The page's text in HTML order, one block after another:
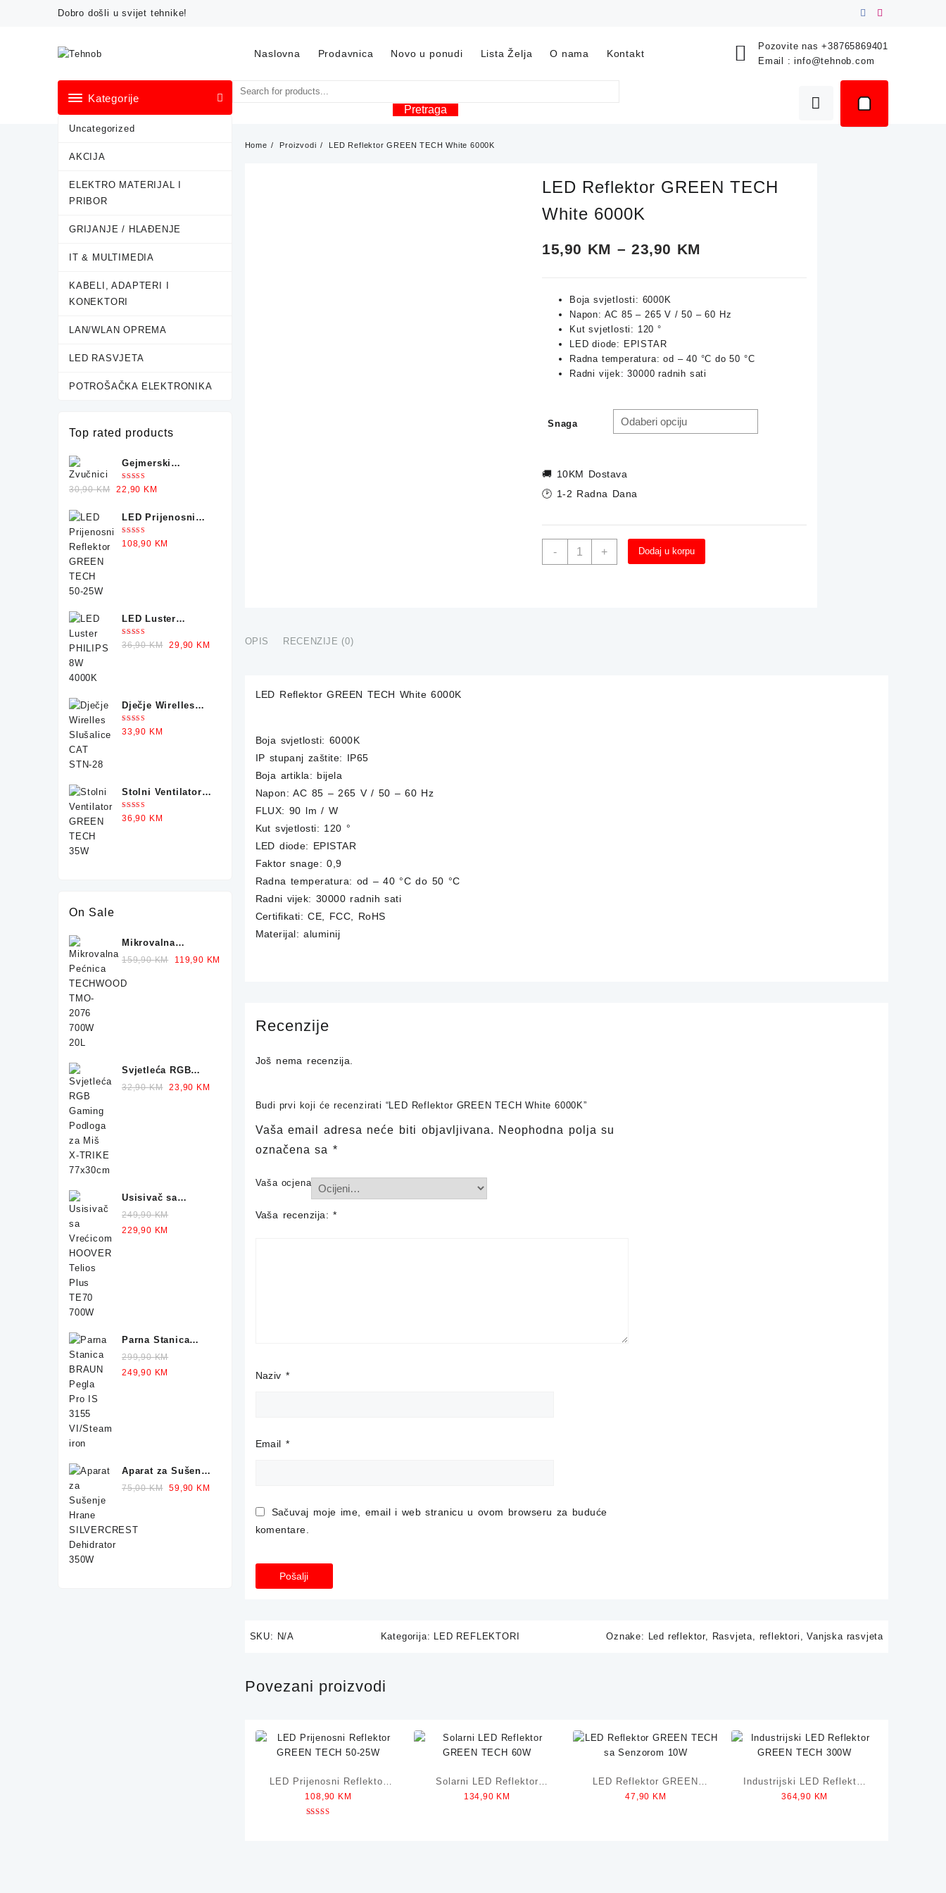
Dobro došli u svijet tehnike!
Naslovna Prodavnica Novo u ponudi Lista Želja O nama Kontakt
Pozovite nas +38765869401
Email :info@tehnob.com
Kategorije
Uncategorized
AKCIJA
ELEKTRO MATERIJAL I
PRIBOR
GRIJANJE / HLAĐENJE
IT & MULTIMEDIA
KABELI, ADAPTERI I
KONEKTORI
LAN/WLAN OPREMA
LED RASVJETA
POTROŠAČKA ELEKTRONIKA
Pretraga
Home Proizvodi LED Reflektor GREEN TECH White 6000K
LED Reflektor GREEN TECH
White 6000K
15,90 KM – 23,90 KM
23,90 KM
Boja svjetlosti: 6000K
Napon: AC 85 – 265 V / 50 – 60 Hz
Kut svjetlosti: 120 °
LED diode: EPISTAR
Radna temperatura: od – 40 °C do 50 °C
Radni vijek: 30000 radnih sati
Snaga
🚚 10KM Dostava
🕑 1-2 Radna Dana
-
LED
+ Dodaj u korpu
OPIS RECENZIJE (0)
LED Reflektor GREEN TECH White 6000K
Boja svjetlosti: 6000K
IP stupanj zaštite: IP65
Boja artikla: bijela
Napon: AC 85 – 265 V / 50 – 60 Hz
FLUX: 90 lm / W
Kut svjetlosti: 120 °
LED diode: EPISTAR
Faktor snage: 0,9
Radna temperatura: od – 40 °C do 50 °C
Radni vijek: 30000 radnih sati
Certifikati: CE, FCC, RoHS
Materijal: aluminij
Recenzije
Još nema recenzija.
Budi prvi koji će recenzirati “LED Reflektor GREEN TECH White 6000K”
Vaša email adresa neće biti objavljivana. Neophodna polja su
označena sa *
Vaša ocjena
Vaša recenzija:*
Naziv *
Email *
Sačuvaj moje ime, email i web stranicu u ovom browseru za buduće
komentare.
SKU: N/A Kategorija: LED REFLEKTORI Oznake: Led reflektor, Rasvjeta, reflektori ,Vanjska rasvjeta
Povezani proizvodi
LED Prijenosni Reflektor
GREEN TECH 50-25W
108,90 KM
Solarni LED Reflektor
GREEN TECH 60W
134,90 KM
LED Reflektor GREEN
TECH sa Senzorom 30W
47,90 KM
Industrijski LED Reflektor
GREEN TECH 300W
364,90 KM
Top rated products
Gejmerski
Zvučnici sa
Osvjetljenjem X-
Ocjenjeno
5.00od 5
30,90KM
Original
was:
30,90 KM.
22,90 KM
is:
LED Prijenosni
Reflektor GREEN
TECH 50-25W
Ocjenjeno
5.00od 5
108,90 KM
LED Luster
PHILIPS 8W 4000K
Ocjenjeno
5.00od 5
36,90KM
Original
29,90 KM
29,90 KM.
Dječje Wirelles
Slušalice CAT
STN-28
Ocjenjeno
5.00od 5
33,90 KM
Stolni Ventilator
GREEN TECH 35W
Ocjenjeno
5.00od 5
36,90 KM
On Sale
Mikrovalna
Pećnica
2076 700W 20L
159,90KM
Original
119,90 KM
Svjetleća RGB
Gaming Podloga
32,90KM
Original
23,90 KM
23,90 KM.
Usisivač sa
Vrećicom HOOVER
Telios Plus TE70
249,90KM
Original
229,90 KM
Parna Stanica
BRAUN Pegla IS
1012 2400W
299,90KM
Original
249,90 KM
Aparat za Sušenje
Hrane
75,00KM
Original
59,90 KM
59,90 KM.